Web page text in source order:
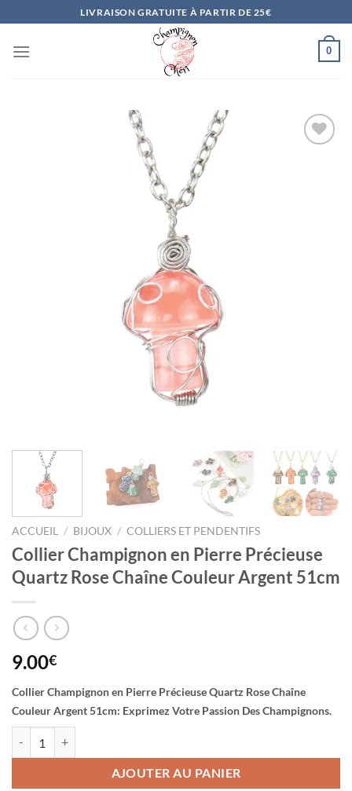
au
contenu
LIVRAISON GRATUITE À PARTIR DE 25€
0
ACCUEIL / BIJOUX / COLLIERS ET PENDENTIFS
Collier Champignon en Pierre Précieuse
Quartz Rose Chaîne Couleur Argent 51cm
9.00€
Collier Champignon en Pierre Précieuse Quartz Rose Chaîne
Couleur Argent 51cm: Exprimez Votre Passion Des Champignons.
AJOUTER AU PANIER